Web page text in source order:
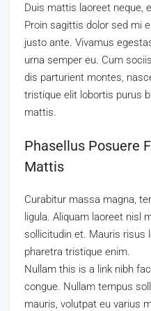
Duis mattis laoreet neque,
Proin sagittis dolor sed mi
justo ante. Vivamus
urna semper eu. Cum
dis parturient montes,
tristique elit lobortis purus
mattis.
Phasellus Posuere
Mattis
Curabitur massa magna,
ligula. Aliquam laoreet nisl
sollicitudin et. Mauris risus
pharetra tristique enim.
Nullam this is a link nibh
congue. Nullam tempus
mauris, volutpat eu varius